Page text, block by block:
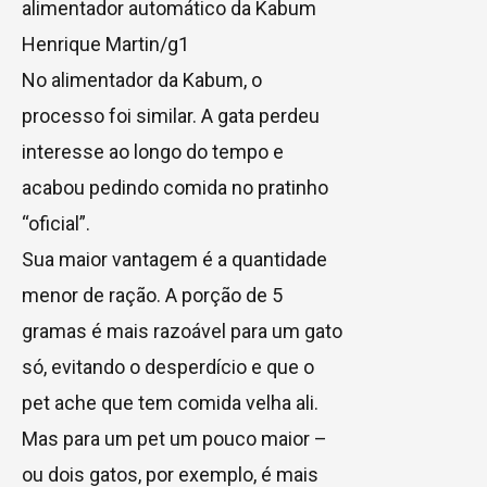
alimentador automático da Kabum
Henrique Martin/g1
No alimentador da Kabum, o
processo foi similar. A gata perdeu
interesse ao longo do tempo e
acabou pedindo comida no pratinho
“oficial”.
Sua maior vantagem é a quantidade
menor de ração. A porção de 5
gramas é mais razoável para um gato
só, evitando o desperdício e que o
pet ache que tem comida velha ali.
Mas para um pet um pouco maior –
ou dois gatos, por exemplo, é mais